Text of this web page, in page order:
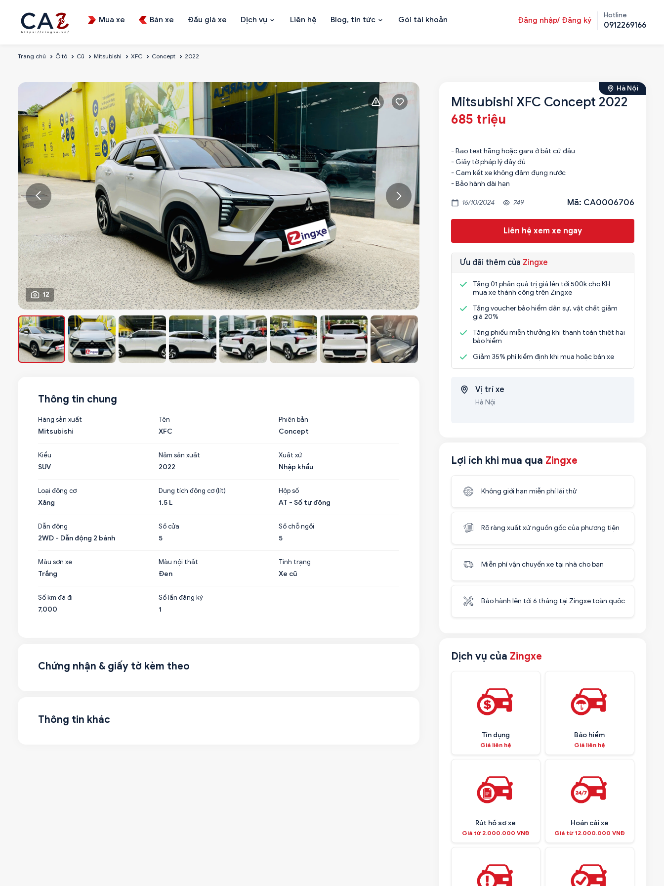
Mua xe Bán xe Đấu giá xe Dịch vụ Liên hệ Blog, tin tức Gói tài khoản Đăng nhập/ Đăng ký
Hotline
0912269166
Trang chủ Ô tô Cũ Mitsubishi XFC Concept 2022
12
Hà Nội
Mitsubishi XFC Concept 2022
685 triệu
- Bao test hãng hoặc gara ở bất cứ đâu
- Giấy tờ pháp lý đầy đủ
- Cam kết xe không đâm đụng nước
- Bảo hành dài hạn
16/10/2024 749 Mã: CA0006706
Liên hệ xem xe ngay
Ưu đãi thêm của Zingxe
Tặng 01 phần quà trị giá lên tới 500k cho KH
mua xe thành công trên Zingxe
Tặng voucher bảo hiểm dân sự, vật chất giảm
giá 20%
Tặng phiếu miễn thưởng khi thanh toán thiệt hại
bảo hiểm
Giảm 35% phí kiểm định khi mua hoặc bán xe
Vị trí xe
Hà Nội
Lợi ích khi mua qua Zingxe
Không giới hạn miễn phí lái thử
Rõ ràng xuất xứ nguồn gốc của phương tiện
Miễn phí vận chuyển xe tại nhà cho bạn
Bảo hành lên tới 6 tháng tại Zingxe toàn quốc
Dịch vụ của Zingxe
Tín dụng
Giá liên hệ
Bảo hiểm
Giá liên hệ
Rút hồ sơ xe
Giá từ 2.000.000 VNĐ
Hoán cải xe
Giá từ 12.000.000 VNĐ
Thông tin chung
Hãng sản xuất
Mitsubishi
Tên
XFC
Phiên bản
Concept
Kiểu
SUV
Năm sản xuất
2022
Xuất xứ
Nhập khẩu
Loại động cơ
Xăng
Dung tích động cơ (lít)
1.5 L
Hộp số
AT - Số tự động
Dẫn động
2WD - Dẫn động 2 bánh
Số cửa
5
Số chỗ ngồi
5
Màu sơn xe
Trắng
Màu nội thất
Đen
Tình trạng
Xe cũ
Số km đã đi
7,000
Số lần đăng ký
1
Chứng nhận & giấy tờ kèm theo
Thông tin khác